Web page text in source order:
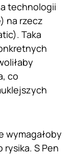
technologii
na rzecz
Taka
co
wymagałoby
S Pen